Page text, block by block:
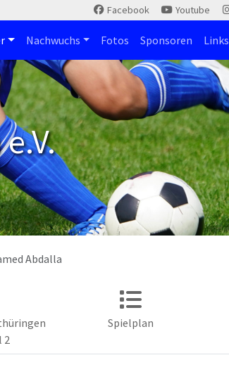
Facebook Youtube
Nachwuchs Fotos Sponsoren Links
Abdalla
2
Spielplan